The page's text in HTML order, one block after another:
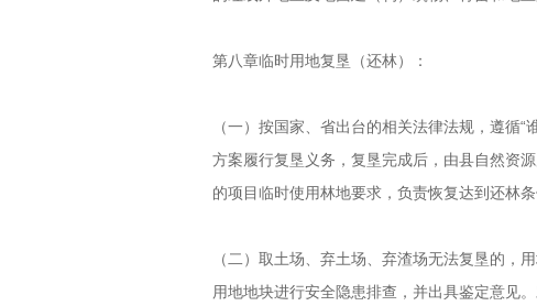
第八章临时用地复垦（还林）：
（一）按国家、省出台的相关法律法规，遵循
方案履行复垦义务，复垦完成后，由县自然资
的项目临时使用林地要求，负责恢复达到还林条
（二）取土场、弃土场、弃渣场无法复垦的，
用地地块进行安全隐患排查，并出具鉴定意见